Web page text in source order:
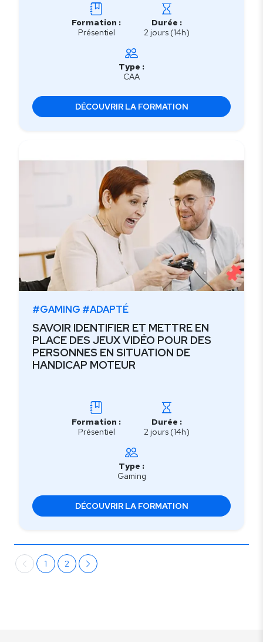
Formation :
Présentiel
Durée :
2 jours (14h)
Type :
CAA
DÉCOUVRIR LA FORMATION
#GAMING #ADAPTÉ
SAVOIR IDENTIFIER ET METTRE EN
PLACE DES JEUX VIDÉO POUR DES
PERSONNES EN SITUATION DE
HANDICAP MOTEUR
Formation :
Présentiel
Durée :
2 jours (14h)
Type :
Gaming
DÉCOUVRIR LA FORMATION
1 2